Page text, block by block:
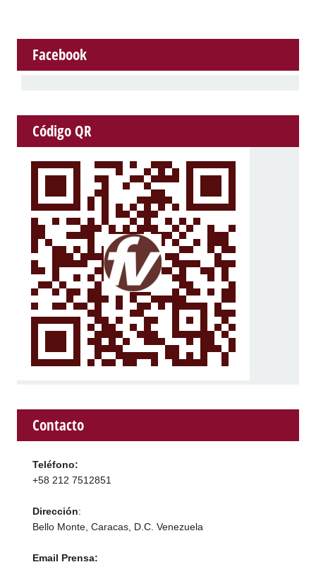
Facebook
Código QR
Contacto
Teléfono:
+58 212 7512851
Dirección:
Bello Monte, Caracas, D.C. Venezuela
Email Prensa: